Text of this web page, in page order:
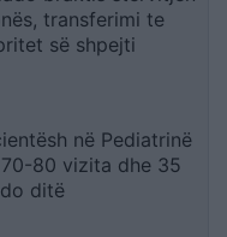
transferimi te
së shpejti
në Pediatrinë
80 vizita dhe 35
ditë